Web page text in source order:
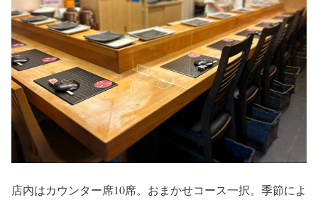
店内はカウンター席10席。おまかせコース一択。季節によ